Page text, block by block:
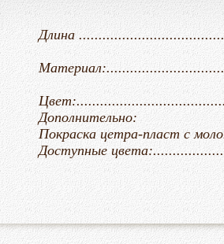
Длина
Дополнительно:
Покраска цетра-пласт с
Доступные